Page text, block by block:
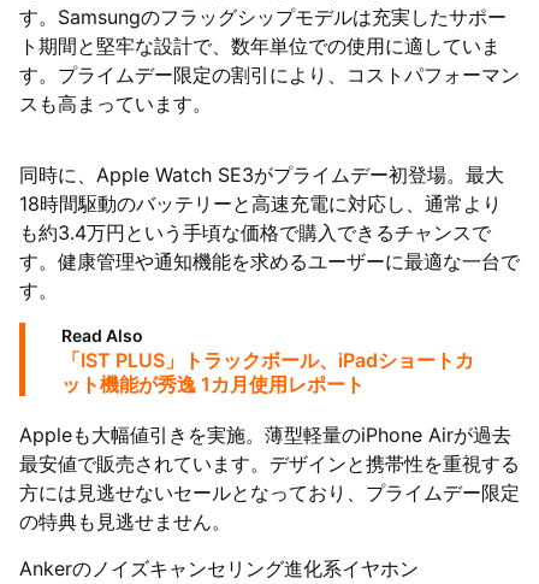
す。Samsungのフラッグシップモデルは充実したサポー
ト期間と堅牢な設計で、数年単位での使用に適していま
す。プライムデー限定の割引により、コストパフォーマン
スも高まっています。
同時に、Apple Watch SE3がプライムデー初登場。最大
18時間駆動のバッテリーと高速充電に対応し、通常より
も約3.4万円という手頃な価格で購入できるチャンスで
す。健康管理や通知機能を求めるユーザーに最適な一台で
す。
Read Also
「IST PLUS」トラックボール、iPadショートカ
ット機能が秀逸 1カ月使用レポート
Appleも大幅値引きを実施。薄型軽量のiPhone Airが過去
最安値で販売されています。デザインと携帯性を重視する
方には見逃せないセールとなっており、プライムデー限定
の特典も見逃せません。
Ankerのノイズキャンセリング進化系イヤホン